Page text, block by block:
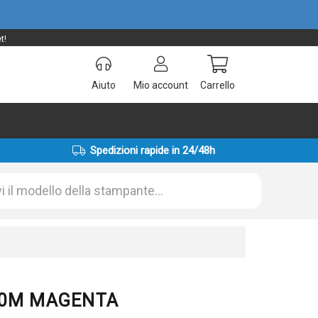
Aiuto Mio account Carrello
Spedizioni rapide in 24/48h
MAGENTA